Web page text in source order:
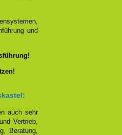
und
auch sehr
Vertrieb,
Beratung,